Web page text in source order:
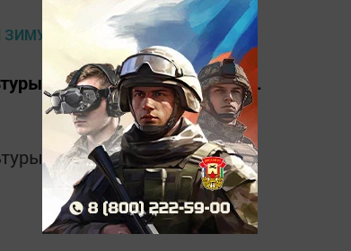
устроили проводы зимы.
устроили проводы зимы.